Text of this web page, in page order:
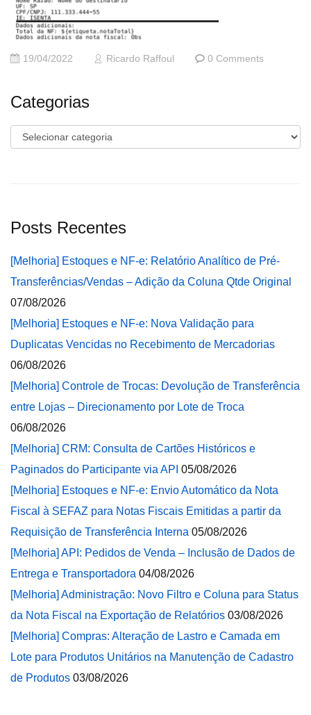
19/04/2022 Ricardo Raffoul 0 Comments
Categorias
Categorias
Posts Recentes
[Melhoria] Estoques e NF-e: Relatório Analítico de Pré-
Transferências/Vendas – Adição da Coluna Qtde Original
07/08/2026
[Melhoria] Estoques e NF-e: Nova Validação para
Duplicatas Vencidas no Recebimento de Mercadorias
06/08/2026
[Melhoria] Controle de Trocas: Devolução de Transferência
entre Lojas – Direcionamento por Lote de Troca
06/08/2026
[Melhoria] CRM: Consulta de Cartões Históricos e
Paginados do Participante via API 05/08/2026
[Melhoria] Estoques e NF-e: Envio Automático da Nota
Fiscal à SEFAZ para Notas Fiscais Emitidas a partir da
Requisição de Transferência Interna 05/08/2026
[Melhoria] API: Pedidos de Venda – Inclusão de Dados de
Entrega e Transportadora 04/08/2026
[Melhoria] Administração: Novo Filtro e Coluna para Status
da Nota Fiscal na Exportação de Relatórios 03/08/2026
[Melhoria] Compras: Alteração de Lastro e Camada em
Lote para Produtos Unitários na Manutenção de Cadastro
de Produtos 03/08/2026